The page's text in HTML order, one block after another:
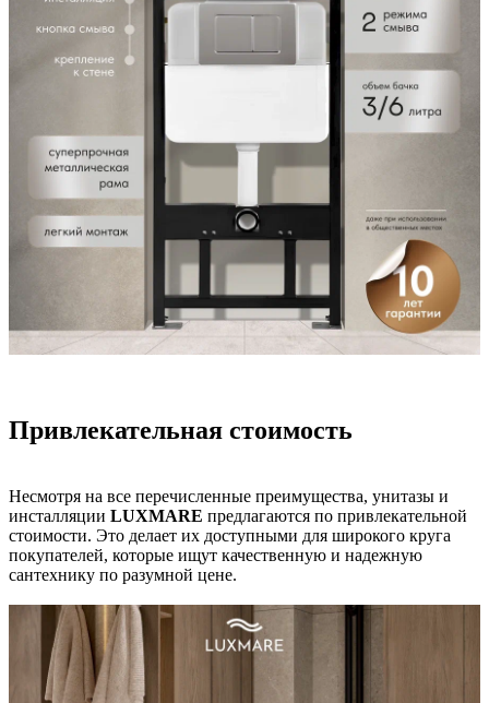
Привлекательная стоимость
Несмотря на все перечисленные преимущества, унитазы и
инсталляции LUXMARE предлагаются по привлекательной
стоимости. Это делает их доступными для широкого круга
покупателей, которые ищут качественную и надежную
сантехнику по разумной цене.